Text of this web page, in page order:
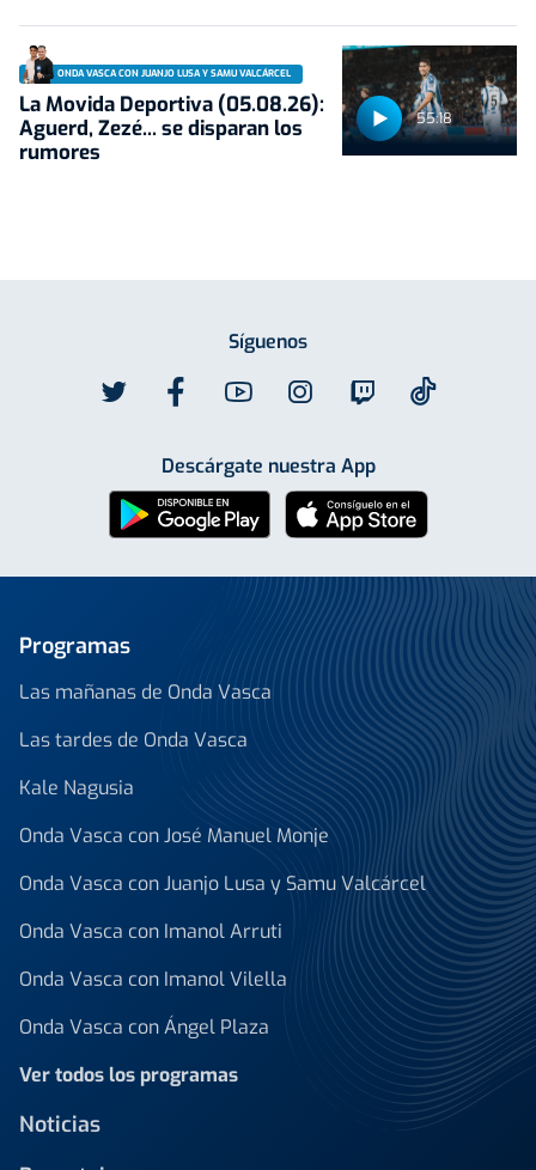
55:18
ONDA VASCA CON JUANJO LUSA Y SAMU VALCÁRCEL
La Movida Deportiva (05.08.26):
Aguerd, Zezé... se disparan los
rumores
Síguenos
Descárgate nuestra App
Programas
Las mañanas de Onda Vasca
Las tardes de Onda Vasca
Kale Nagusia
Onda Vasca con José Manuel Monje
Onda Vasca con Juanjo Lusa y Samu Valcárcel
Onda Vasca con Imanol Arruti
Onda Vasca con Imanol Vilella
Onda Vasca con Ángel Plaza
Ver todos los programas
Noticias